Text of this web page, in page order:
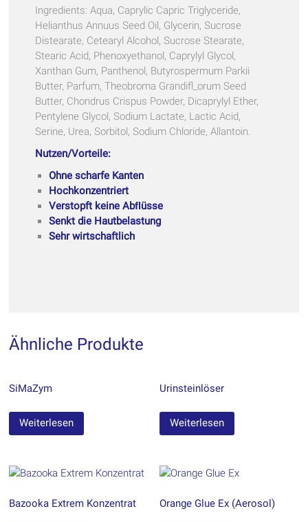
Ingredients: Aqua, Caprylic Capric Triglyceride,
Helianthus Annuus Seed Oil, Glycerin, Sucrose
Distearate, Cetearyl Alcohol, Sucrose Stearate,
Stearic Acid, Phenoxyethanol, Caprylyl Glycol,
Xanthan Gum, Panthenol, Butyrospermum Parkii
Butter, Parfum, Theobroma Grandifl_orum Seed
Butter, Chondrus Crispus Powder, Dicaprylyl Ether,
Pentylene Glycol, Sodium Lactate, Lactic Acid,
Serine, Urea, Sorbitol, Sodium Chloride, Allantoin.
Nutzen/Vorteile:
Ohne scharfe Kanten
Hochkonzentriert
Verstopft keine Abﬂüsse
Senkt die Hautbelastung
Sehr wirtschaftlich
Ähnliche Produkte
SiMaZym
Weiterlesen
Urinsteinlöser
Weiterlesen
Bazooka Extrem Konzentrat Orange Glue Ex (Aerosol)